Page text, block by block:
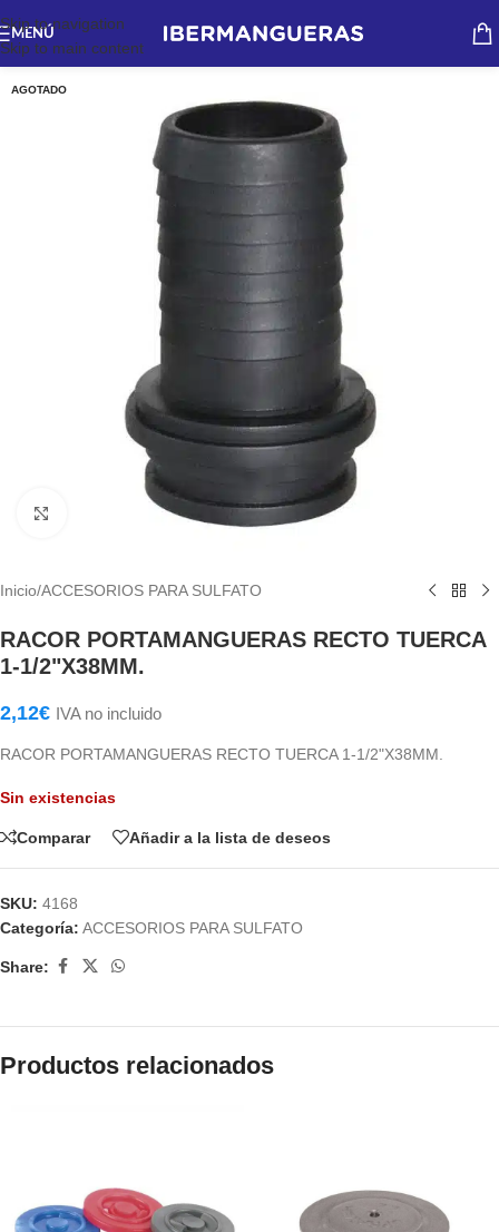
Skip to navigation
Skip to main content
MENÚ
AGOTADO
Haga Click para agrandar
Inicio/ACCESORIOS PARA SULFATO
RACOR PORTAMANGUERAS RECTO TUERCA
1-1/2"X38MM.
2,12€ IVA no incluido
RACOR PORTAMANGUERAS RECTO TUERCA 1-1/2"X38MM.
Sin existencias
Comparar Añadir a la lista de deseos
SKU: 4168
Categoría: ACCESORIOS PARA SULFATO
Share:
Productos relacionados